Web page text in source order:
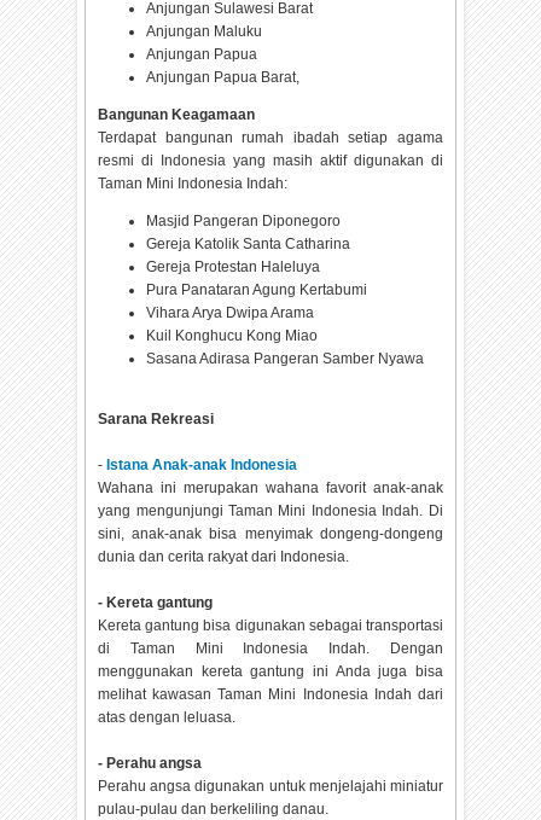
Anjungan Sulawesi Barat
Anjungan Maluku
Anjungan Papua
Anjungan Papua Barat,
Bangunan Keagamaan
Terdapat bangunan rumah ibadah setiap agama
resmi di Indonesia yang masih aktif digunakan di
Taman Mini Indonesia Indah:
Masjid Pangeran Diponegoro
Gereja Katolik Santa Catharina
Gereja Protestan Haleluya
Pura Panataran Agung Kertabumi
Vihara Arya Dwipa Arama
Kuil Konghucu Kong Miao
Sasana Adirasa Pangeran Samber Nyawa
Sarana Rekreasi
- Istana Anak-anak Indonesia
Wahana ini merupakan wahana favorit anak-anak
yang mengunjungi Taman Mini Indonesia Indah. Di
sini, anak-anak bisa menyimak dongeng-dongeng
dunia dan cerita rakyat dari Indonesia.
- Kereta gantung
Kereta gantung bisa digunakan sebagai transportasi
di Taman Mini Indonesia Indah. Dengan
menggunakan kereta gantung ini Anda juga bisa
melihat kawasan Taman Mini Indonesia Indah dari
atas dengan leluasa.
- Perahu angsa
Perahu angsa digunakan untuk menjelajahi miniatur
pulau-pulau dan berkeliling danau.